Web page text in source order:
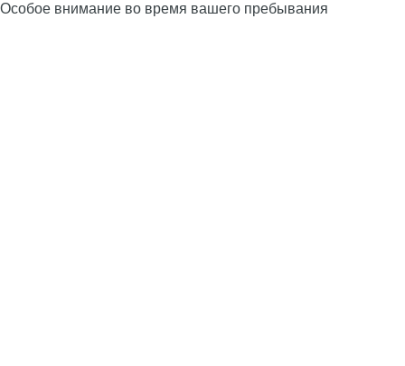
Особое внимание во время вашего пребывания